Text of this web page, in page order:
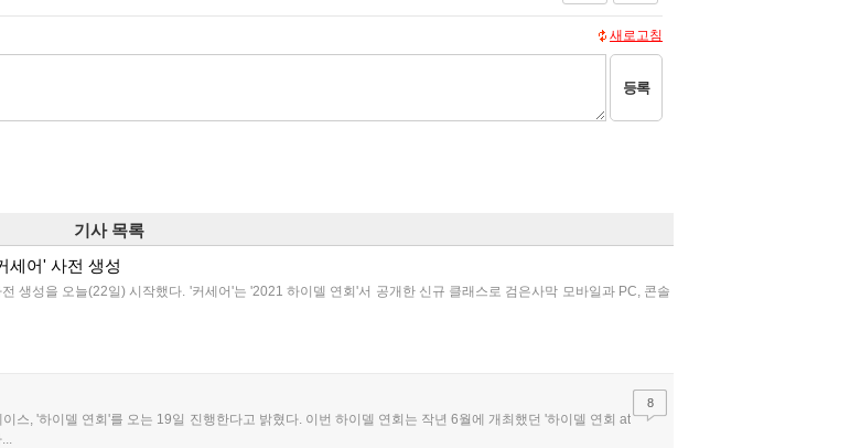
새로고침
등록
기사 목록
세어' 사전 생성
생성을 오늘(22일) 시작했다. '커세어'는 '2021 하이델 연회'서 공개한 신규 클래스로 검은사막 모바일과 PC, 콘솔
스, '하이델 연회'를 오는 19일 진행한다고 밝혔다. 이번 하이델 연회는 작년 6월에 개최했던 '하이델 연회 at
8